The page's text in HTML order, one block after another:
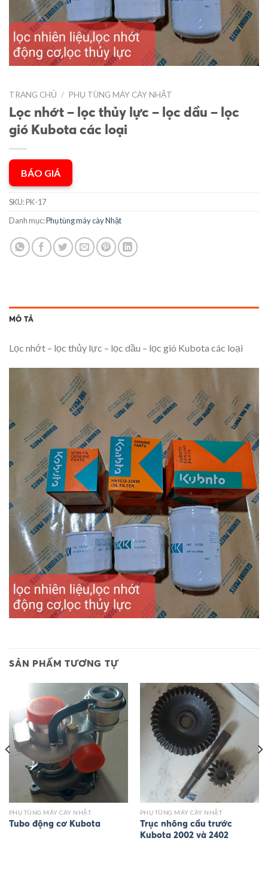
TRANG CHỦ / PHỤ TÙNG MÁY CÀY NHẬT
Lọc nhớt – lọc thủy lực – lọc dầu – lọc
gió Kubota các loại
BÁO GIÁ
SKU:PK-17
Danh mục:Phụ tùng máy cày Nhật
MÔ TẢ
Lọc nhớt – lọc thủy lực – lọc dầu – lọc gió Kubota các loại
SẢN PHẨM TƯƠNG TỰ
PHỤ TÙNG MÁY CÀY NHẬT
Tubo động cơ Kubota
PHỤ TÙNG MÁY CÀY NHẬT
Trục nhông cầu trước
Kubota 2002 và 2402